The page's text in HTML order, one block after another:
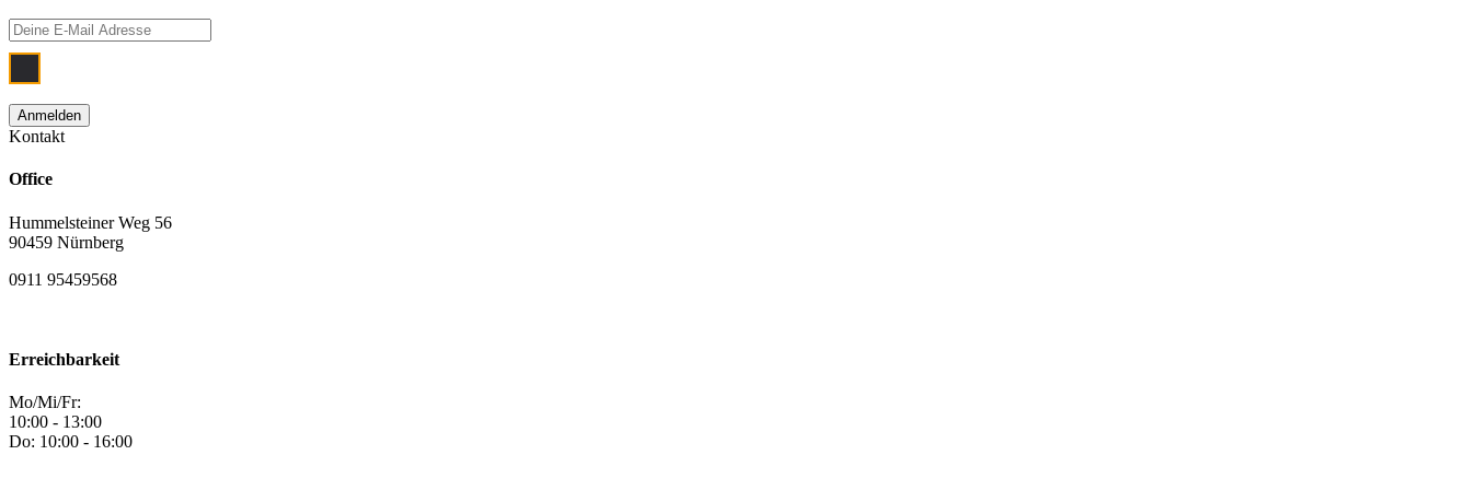
Kontakt
Office
Hummelsteiner Weg 56
90459 Nürnberg
0911 95459568
Erreichbarkeit
Mo/Mi/Fr:
10:00 - 13:00
Do: 10:00 - 16:00